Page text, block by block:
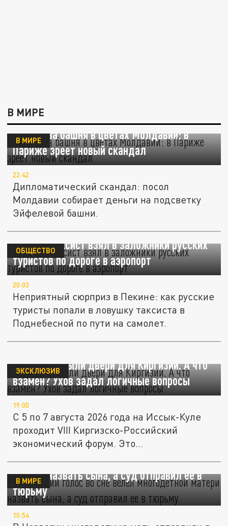
В МИРЕ
Эйфелева башня в цветах Молдавии: в
Париже зреет новый скандал
В МИРЕ
22:42
Дипломатический скандал: посол
Молдавии собирает деньги на подсветку
Эйфелевой башни.
В Китае таксист взял в заложники русских
туристов по дороге в аэропорт
ОБЩЕСТВО
20:03
Неприятный сюрприз в Пекине: как русские
туристы попали в ловушку таксиста в
Поднебесной по пути на самолет.
Россия открыли двери для Киргизии. А что
взамен? Ухов задал логичные вопросы
ЭКСКЛЮЗИВ
19:00
С 5 по 7 августа 2026 года на Иссык-Куле
проходит VIII Киргизско-Российский
экономический форум. Это...
В Норвегии голос во сне велел многодетной
матери назвать сына, а суд отправил ее в
тюрьму
В МИРЕ
10:54